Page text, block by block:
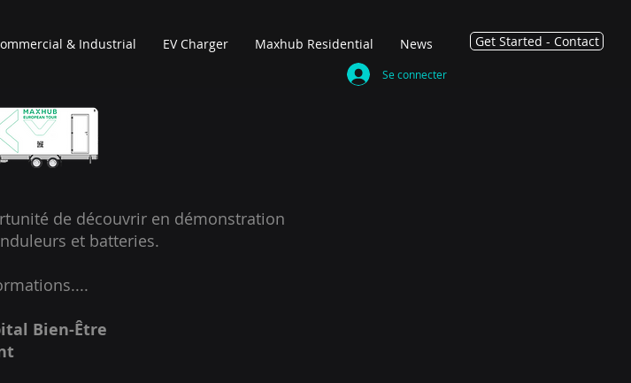
& Industrial EV Charger Maxhub Residential News
Se connecter
Get Started - Contact
de découvrir en démonstration
et batteries.
Bien-Être